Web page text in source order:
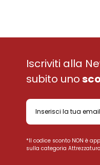
Iscriviti alla
subito uno
*Il codice sconto NON è
sulla categoria Attrezzatura